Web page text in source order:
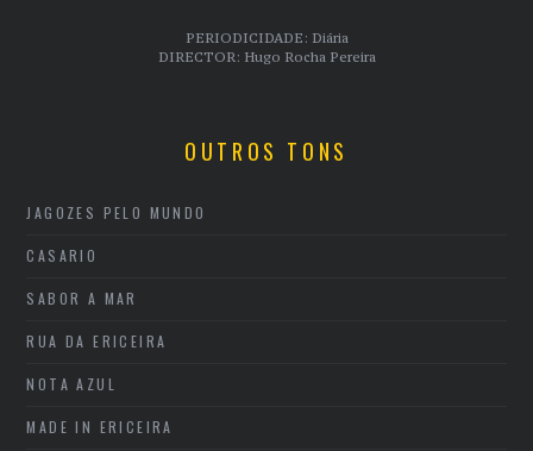
PERIODICIDADE: Diária
DIRECTOR: Hugo Rocha Pereira
OUTROS TONS
JAGOZES PELO MUNDO
CASARIO
SABOR A MAR
RUA DA ERICEIRA
NOTA AZUL
MADE IN ERICEIRA